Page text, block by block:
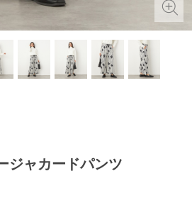
ジャカードパンツ